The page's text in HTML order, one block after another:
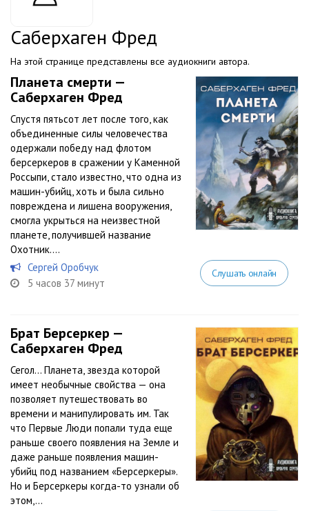
Саберхаген Фред
На этой странице представлены все аудиокниги автора.
Планета смерти —
Саберхаген Фред
Спустя пятьсот лет после того, как
объединенные силы человечества
одержали победу над флотом
берсеркеров в сражении у Каменной
Россыпи, стало известно, что одна из
машин-убийц, хоть и была сильно
повреждена и лишена вооружения,
смогла укрыться на неизвестной
планете, получившей название
Охотник....
Сергей Оробчук
5 часов 37 минут
Слушать онлайн
Брат Берсеркер —
Саберхаген Фред
Сегол… Планета, звезда которой
имеет необычные свойства — она
позволяет путешествовать во
времени и манипулировать им. Так
что Первые Люди попали туда еще
раньше своего появления на Земле и
даже раньше появления машин-
убийц под названием «Берсеркеры».
Но и Берсеркеры когда-то узнали об
этом,...